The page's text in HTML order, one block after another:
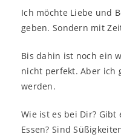
Ich möchte Liebe und
geben. Sondern mit
Bis dahin ist noch ein
nicht perfekt. Aber ich
werden.
Wie ist es bei Dir?
Essen? Sind